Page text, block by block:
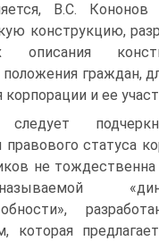
В.С. Кононов
конструкцию,
положения граждан,
корпорации и ее
правового статуса
не
которая